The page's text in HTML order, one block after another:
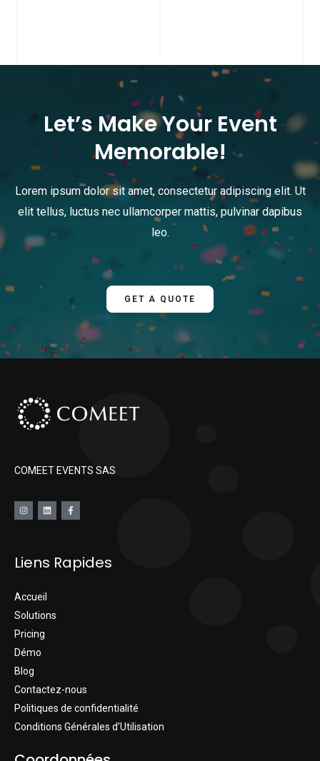
Let’s Make Your Event
Memorable!
Lorem ipsum dolor sit amet, consectetur adipiscing elit. Ut
elit tellus, luctus nec ullamcorper mattis, pulvinar dapibus
leo.
GET A QUOTE
COMEET EVENTS SAS
Liens Rapides
Accueil
Solutions
Pricing
Démo
Blog
Contactez-nous
Politiques de confidentialité
Conditions Générales d’Utilisation